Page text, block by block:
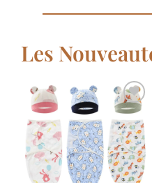
Les
Ajouter
à la
liste de
souhaits